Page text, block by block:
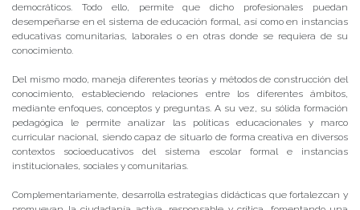
democráticos. Todo ello, permite que dicho profesionales puedan
desempeñarse en el sistema de educación formal, así como en instancias
educativas comunitarias, laborales o en otras donde se requiera de su
conocimiento.
Del mismo modo, maneja diferentes teorías y métodos de construcción del
conocimiento, estableciendo relaciones entre los diferentes ámbitos,
mediante enfoques, conceptos y preguntas. A su vez, su sólida formación
pedagógica le permite analizar las políticas educacionales y marco
curricular nacional, siendo capaz de situarlo de forma creativa en diversos
contextos socioeducativos del sistema escolar formal e instancias
institucionales, sociales y comunitarias.
Complementariamente, desarrolla estrategias didácticas que fortalezcan y